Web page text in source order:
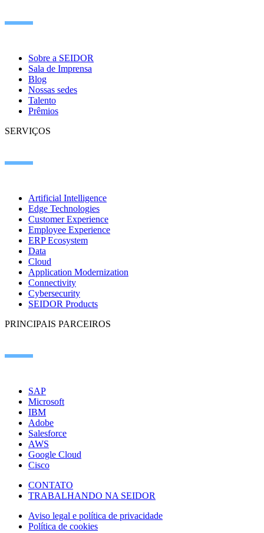
Sobre a SEIDOR
Sala de Imprensa
Blog
Nossas sedes
Talento
Prêmios
SERVIÇOS
Artificial Intelligence
Edge Technologies
Customer Experience
Employee Experience
ERP Ecosystem
Data
Cloud
Application Modernization
Connectivity
Cybersecurity
SEIDOR Products
PRINCIPAIS PARCEIROS
SAP
Microsoft
IBM
Adobe
Salesforce
AWS
Google Cloud
Cisco
CONTATO
TRABALHANDO NA SEIDOR
Aviso legal e política de privacidade
Política de cookies